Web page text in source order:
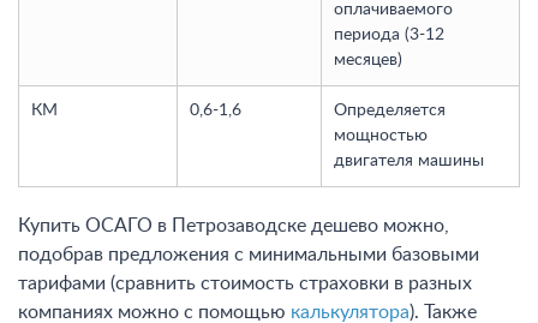
оплачиваемого
периода (3-12
месяцев)
КМ 0,6-1,6
Определяется
мощностью
двигателя машины
Купить ОСАГО в Петрозаводске дешево можно,
подобрав предложения с минимальными базовыми
тарифами (сравнить стоимость страховки в разных
компаниях можно с помощью калькулятора). Также